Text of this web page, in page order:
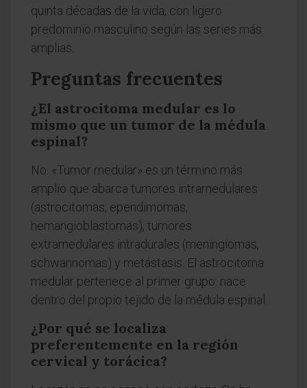
quinta décadas de la vida, con ligero
predominio masculino según las series más
amplias.
Preguntas frecuentes
¿El astrocitoma medular es lo
mismo que un tumor de la médula
espinal?
No. «Tumor medular» es un término más
amplio que abarca tumores intramedulares
(astrocitomas, ependimomas,
hemangioblastomas), tumores
extramedulares intradurales (meningiomas,
schwannomas) y metástasis. El astrocitoma
medular pertenece al primer grupo: nace
dentro del propio tejido de la médula espinal.
¿Por qué se localiza
preferentemente en la región
cervical y torácica?